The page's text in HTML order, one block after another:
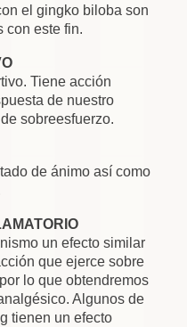
el gingko biloba son
con este fin.
Tiene acción
de nuestro
sobreesfuerzo.
de ánimo así como
un efecto similar
que ejerce sobre
lo que obtendremos
Algunos de
tienen un efecto